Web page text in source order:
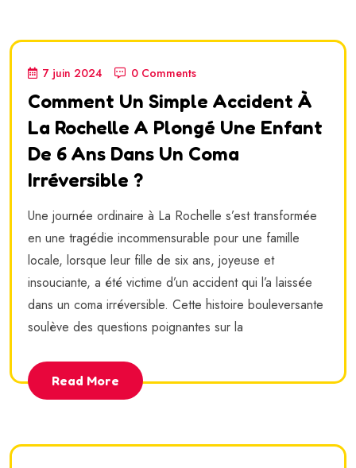
7 juin 2024 0 Comments
Comment Un Simple Accident À
La Rochelle A Plongé Une Enfant
De 6 Ans Dans Un Coma
Irréversible ?
Une journée ordinaire à La Rochelle s’est transformée
en une tragédie incommensurable pour une famille
locale, lorsque leur fille de six ans, joyeuse et
insouciante, a été victime d’un accident qui l’a laissée
dans un coma irréversible. Cette histoire bouleversante
soulève des questions poignantes sur la
Read More